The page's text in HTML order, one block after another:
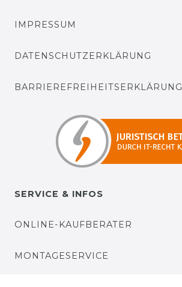
IMPRESSUM
DATENSCHUTZERKLÄRUNG
BARRIEREFREIHEITSERKLÄRUNG
SERVICE & INFOS
ONLINE-KAUFBERATER
MONTAGESERVICE